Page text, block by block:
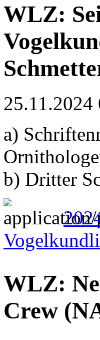
WLZ:
25.11.2024
a)
b) Dritter
WLZ:
Crew